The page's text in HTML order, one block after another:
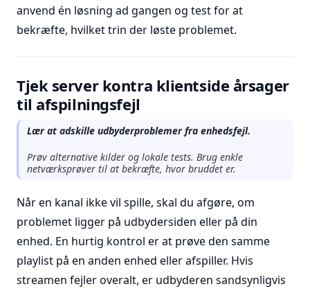
anvend én løsning ad gangen og test for at
bekræfte, hvilket trin der løste problemet.
Tjek server kontra klientside årsager
til afspilningsfejl
Lær at adskille udbyderproblemer fra enhedsfejl.
Prøv alternative kilder og lokale tests. Brug enkle
netværksprøver til at bekræfte, hvor bruddet er.
Når en kanal ikke vil spille, skal du afgøre, om
problemet ligger på udbydersiden eller på din
enhed. En hurtig kontrol er at prøve den samme
playlist på en anden enhed eller afspiller. Hvis
streamen fejler overalt, er udbyderen sandsynligvis